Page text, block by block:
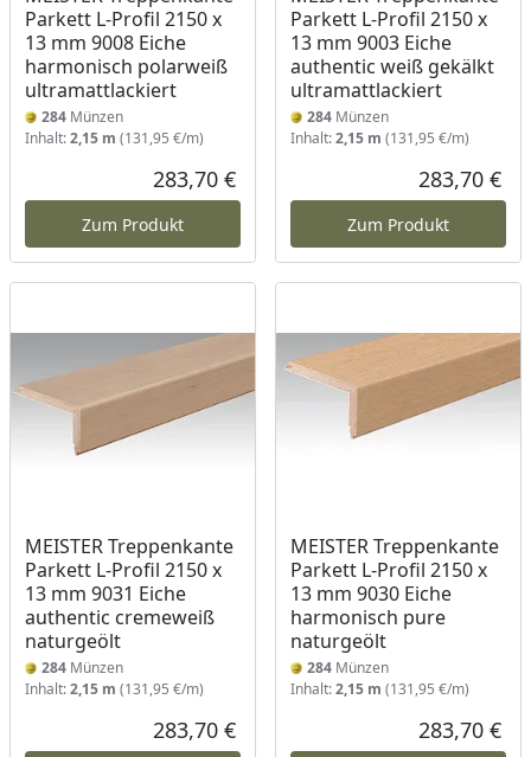
Parkett L-Profil 2150 x
13 mm 9008 Eiche
harmonisch polarweiß
ultramattlackiert
284 Münzen
Inhalt:2,15 m (131,95 €/m)
Aktueller Preis
283,70 €
Zum Produkt
Parkett L-Profil 2150 x
13 mm 9003 Eiche
authentic weiß gekälkt
ultramattlackiert
284Münzen
Inhalt:2,15 m (131,95 €/m)
283,70 €
Zum Produkt
MEISTER Treppenkante
Parkett L-Profil 2150 x
13 mm 9031 Eiche
authentic cremeweiß
naturgeölt
284 Münzen
Inhalt:2,15 m (131,95 €/m)
Aktueller Preis
283,70 €
MEISTER Treppenkante
Parkett L-Profil 2150 x
13 mm 9030 Eiche
harmonisch pure
naturgeölt
284Münzen
Inhalt:2,15 m (131,95 €/m)
283,70 €